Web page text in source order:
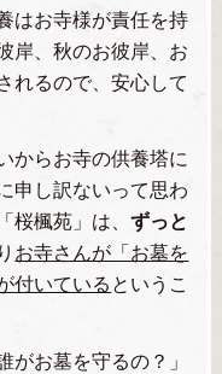
はお寺様が責任を持
岸、秋のお彼岸、お
れるので、安心して
からお寺の供養塔に
申し訳ないって思わ
桜楓苑」は、ずっと
お寺さんが「お墓を
付いている というこ
がお墓を守るの？」